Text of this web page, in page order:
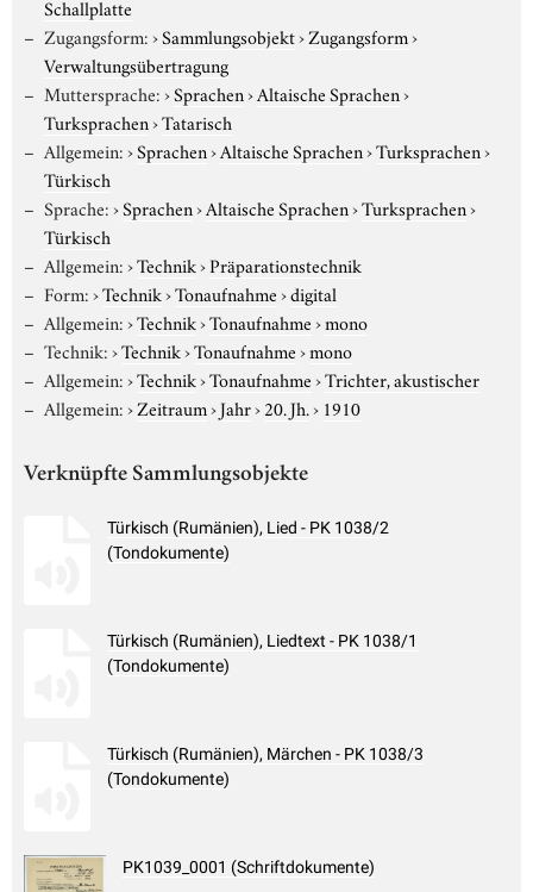
Schallplatte
Zugangsform:›Sammlungsobjekt›Zugangsform›
Verwaltungsübertragung
Muttersprache:›Sprachen›Altaische Sprachen›
Turksprachen›Tatarisch
Allgemein:›Sprachen›Altaische Sprachen›Turksprachen›
Türkisch
Sprache:›Sprachen›Altaische Sprachen›Turksprachen›
Türkisch
Allgemein:›Technik›Präparationstechnik
Form:›Technik›Tonaufnahme›digital
Allgemein:›Technik›Tonaufnahme›mono
Technik:›Technik›Tonaufnahme›mono
Allgemein:›Technik›Tonaufnahme›Trichter, akustischer
Allgemein:›Zeitraum›Jahr›20. Jh.› 1910
Verknüpfte Sammlungsobjekte
Türkisch (Rumänien), Lied - PK 1038/2
(Tondokumente)
Türkisch (Rumänien), Liedtext - PK 1038/1
(Tondokumente)
Türkisch (Rumänien), Märchen - PK 1038/3
(Tondokumente)
PK1039_0001 (Schriftdokumente)